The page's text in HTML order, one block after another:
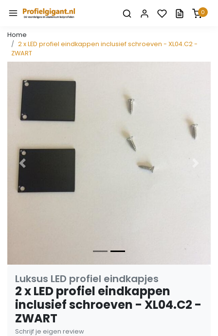
0
Home
2 x LED profiel eindkappen inclusief schroeven - XL04.C2 -
ZWART
Vorige
Luksus LED profiel eindkapjes
2 x LED profiel eindkappen
inclusief schroeven - XL04.C2 -
ZWART
Schrijf je eigen review